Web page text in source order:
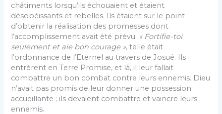
châtiments lorsqu’ils échouaient et étaient
désobéissants et rebelles. Ils étaient sur le point
d’obtenir la réalisation des promesses dont
l’accomplissement avait été prévu. « Fortifie-toi
seulement et aie bon courage », telle était
l’ordonnance de l’Eternel au travers de Josué. Ils
entrèrent en Terre Promise, et là, il leur fallait
combattre un bon combat contre leurs ennemis. Dieu
n’avait pas promis de leur donner une possession
accueillante ; ils devaient combattre et vaincre leurs
ennemis.